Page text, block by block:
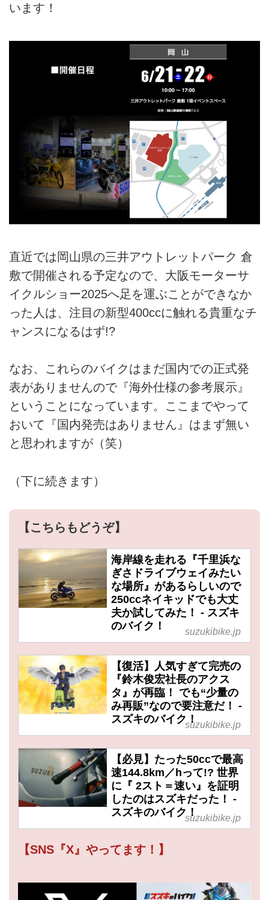
います！
直近では岡山県の三井アウトレットパーク 倉
敷で開催される予定なので、大阪モーターサ
イクルショー2025へ足を運ぶことができなか
った人は、注目の新型400ccに触れる貴重なチ
ャンスになるはず!?
なお、これらのバイクはまだ国内での正式発
表がありませんので『海外仕様の参考展示』
ということになっています。ここまでやって
おいて『国内発売はありません』はまず無い
と思われますが（笑）
（下に続きます）
【こちらもどうぞ】
海岸線を走れる『千里浜な
ぎさドライブウェイみたい
な場所』があるらしいので
250ccネイキッドでも大丈
夫か試してみた！ - スズキ
のバイク！
suzukibike.jp
【復活】人気すぎて完売の
『鈴木俊宏社長のアクス
タ』が再臨！ でも“少量の
み再販”なので要注意だ！ -
スズキのバイク！suzukibike.jp
【必見】たった50ccで最高
速144.8km／hって!? 世界
に『 2スト＝速い』を証明
したのはスズキだった！ -
スズキのバイク！suzukibike.jp
【SNS『X』やってます！】